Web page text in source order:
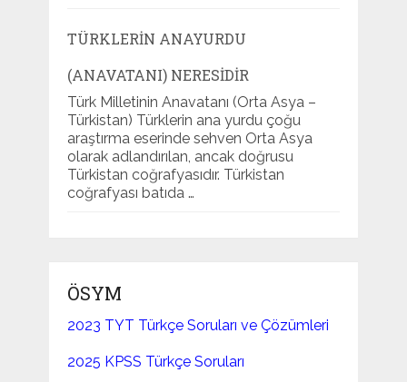
TÜRKLERIN ANAYURDU
(ANAVATANI) NERESIDIR
Türk Milletinin Anavatanı (Orta Asya –
Türkistan) Türklerin ana yurdu çoğu
araştırma eserinde sehven Orta Asya
olarak adlandırılan, ancak doğrusu
Türkistan coğrafyasıdır. Türkistan
coğrafyası batıda …
ÖSYM
2023 TYT Türkçe Soruları ve Çözümleri
2025 KPSS Türkçe Soruları